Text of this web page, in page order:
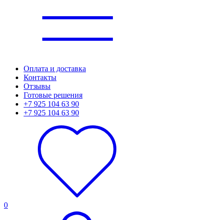
Оплата и доставка
Контакты
Отзывы
Готовые решения
+7 925 104 63 90
+7 925 104 63 90
0